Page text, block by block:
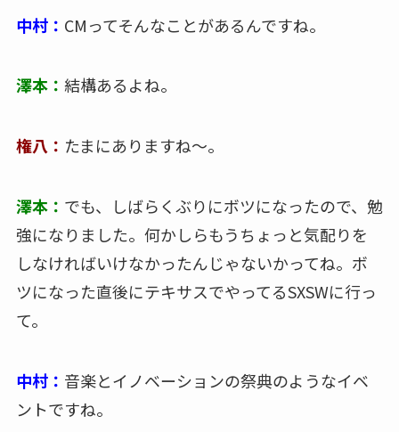
中村： CMってそんなことがあるんですね。
澤本： 結構あるよね。
権八： たまにありますね～。
澤本： でも、しばらくぶりにボツになったので、勉
強になりました。何かしらもうちょっと気配りを
しなければいけなかったんじゃないかってね。ボ
ツになった直後にテキサスでやってるSXSWに行っ
て。
中村： 音楽とイノベーションの祭典のようなイベ
ントですね。